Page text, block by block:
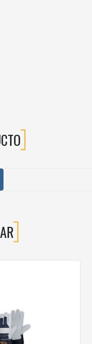
de trabajo. Ofrecen